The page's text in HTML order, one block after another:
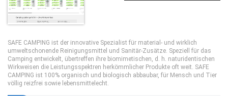
SAFE CAMPING ist der innovative Spezialist für material- und wirklich
umweltschonende Reinigungsmittel und Sanitär-Zusätze. Speziell für das
Camping entwickelt, übertreffen ihre biomimetischen, d. h. naturidentischen
Wirkweisen die Leistungsspektren herkömmlicher Produkte oft weit. SAFE
CAMPING ist 100% organisch und biologisch abbaubar, für Mensch und Tier
völlig reizfrei sowie lebensmittelecht.